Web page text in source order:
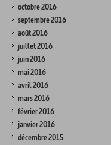
octobre 2016
septembre 2016
août 2016
juillet 2016
juin 2016
mai 2016
avril 2016
mars 2016
février 2016
janvier 2016
décembre 2015